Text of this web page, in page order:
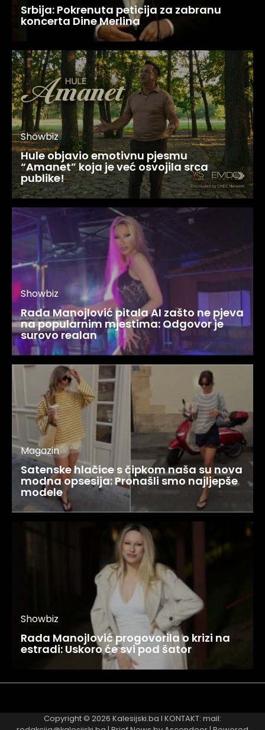
Srbija: Pokrenuta peticija za zabranu
koncerta Dine Merlina
Showbiz
Hule objavio emotivnu pjesmu
“Amanet” koja je već osvojila srca
publike!
Showbiz
Rada Manojlović pitala AI zašto ne pjeva
na popularnim mjestima: Odgovor je
surovo realan
Magazin
Satenske hlačice s čipkom naša su nova
modna opsesija: Pronašli smo najljepše
modele
Showbiz
Rada Manojlović progovorila o krizi na
estradi: Uskoro će svi pod šator
Copyright © 2026 Kalesijski.ba I KONTAKT: mail: